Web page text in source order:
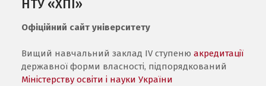
НТУ «ХПІ»
Офіційний сайт університету
Вищий навчальний заклад IV ступенюакредитації
державної форми власності, підпорядкований
Міністерству освіти і науки України